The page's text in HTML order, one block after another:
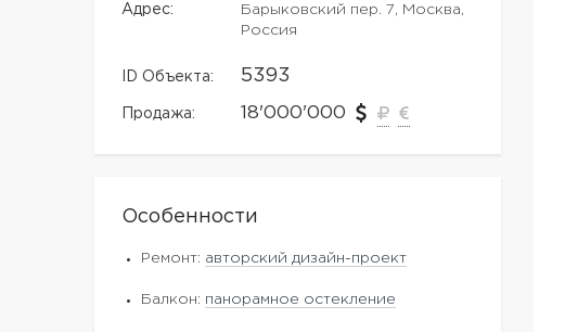
Адрес:
Барыковский пер. 7, Москва,
Россия
ID Объекта: 5393
Продажа: 18'000'000
Особенности
Ремонт: авторский дизайн-проект
Балкон: панорамное остекление